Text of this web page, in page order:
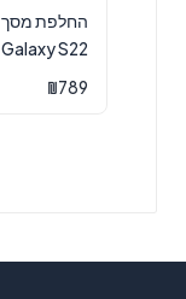
Galaxy S22 גלקסי
₪789